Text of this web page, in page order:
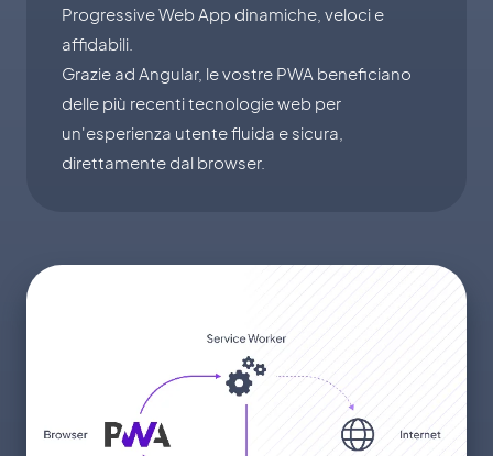
Progressive Web App dinamiche, veloci e
affidabili.
Grazie ad Angular, le vostre PWA beneficiano
delle più recenti tecnologie web per
un'esperienza utente fluida e sicura,
direttamente dal browser.